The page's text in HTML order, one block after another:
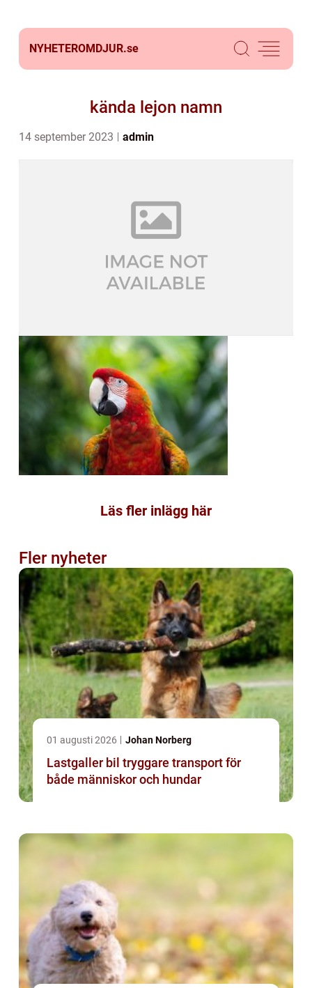
NYHETEROMDJUR.se
kända lejon namn
14 september 2023 admin
Läs fler inlägg här
Fler nyheter
01 augusti 2026 Johan Norberg
Lastgaller bil tryggare transport för
både människor och hundar